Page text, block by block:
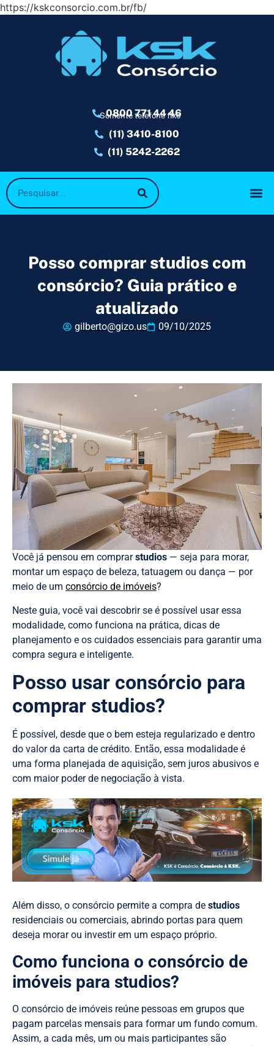
https://kskconsorcio.com.br/fb/
0800 771 44 46
Somente telefone fixo
(11) 3410-8100
(11) 5242-2262
Posso comprar studios com
consórcio? Guia prático e
atualizado
gilberto@gizo.us 09/10/2025
Você já pensou em comprarstudios — seja para morar,
montar um espaço de beleza, tatuagem ou dança — por
meio de um consórcio de imóveis?
Neste guia, você vai descobrir se é possível usar essa
modalidade, como funciona na prática, dicas de
planejamento e os cuidados essenciais para garantir uma
compra segura e inteligente.
Posso usar consórcio para
comprar studios?
É possível, desde que o bem esteja regularizado e dentro
do valor da carta de crédito. Então, essa modalidade é
uma forma planejada de aquisição, sem juros abusivos e
com maior poder de negociação à vista.
Além disso, o consórcio permite a compra de studios
residenciais ou comerciais, abrindo portas para quem
deseja morar ou investir em um espaço próprio.
Como funciona o consórcio de
imóveis para studios?
O consórcio de imóveis reúne pessoas em grupos que
pagam parcelas mensais para formar um fundo comum.
Assim, a cada mês, um ou mais participantes são